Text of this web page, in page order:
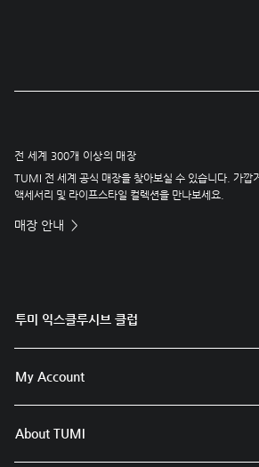
전 세계 300개 이상의 매장
TUMI 전 세계 공식 매장을 찾아보실 수 있습니다. 가깝
액세서리 및 라이프스타일 컬렉션을 만나보세요.
매장 안내
투미 익스클루시브 클럽
My Account
About TUMI